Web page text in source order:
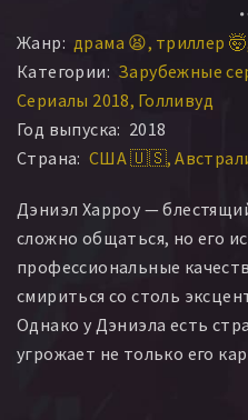
Хантер
Николас Браун Мэттью
Патрик Каллен Кармел
Ари Бойлэнд Джон Квестед
Джанелл Бэйли Джолин
Мелисса Бонн Джо Клочек
Винни Мзембе Danxia Yang
Martinia O'Sullivan Pari
Patrick Atchison Melanie
Neil Stoddart Simone Annan
Аарон Дэвисон Simon
Шон Эдвард Фрейзер Britt
Жанр: драма 😫 триллер 🤯
Категории: Зарубежные
Сериалы 2018 Голливуд
Год выпуска: 2018
Страна: США 🇺🇸
Дэниэл Харроу —
сложно общаться, но его
профессиональные
смириться со столь
Однако у Дэниэла есть
угрожает не только его